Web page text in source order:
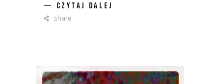
CZYTAJ DALEJ
share